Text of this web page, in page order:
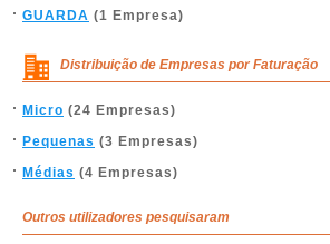
GUARDA (1 Empresa)
Distribuição de Empresas por Faturação
Micro (24 Empresas)
Pequenas (3 Empresas)
Médias (4 Empresas)
Outros utilizadores pesquisaram